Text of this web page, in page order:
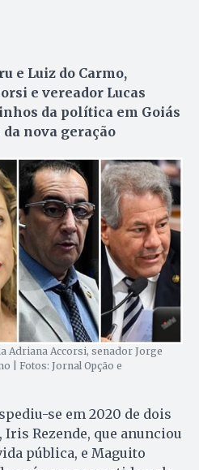
e Luiz do Carmo,
e vereador Lucas
da política em Goiás
nova geração
Adriana Accorsi, senador Jorge
| Fotos: Jornal Opção e
se em 2020 de dois
Rezende, que anunciou
pública, e Maguito